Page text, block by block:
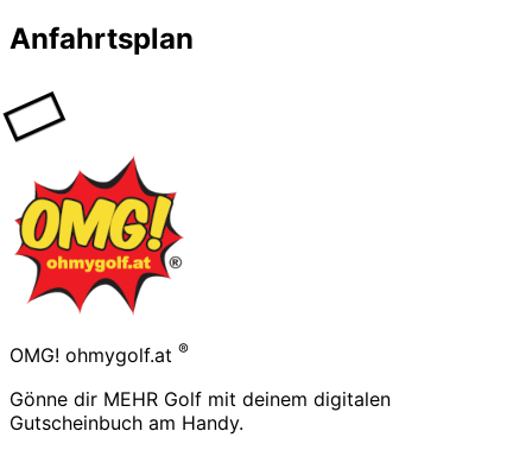
Anfahrtsplan
Footer
OMG! ohmygolf.at ®
Gönne dir MEHR Golf mit deinem digitalen
Gutscheinbuch am Handy.